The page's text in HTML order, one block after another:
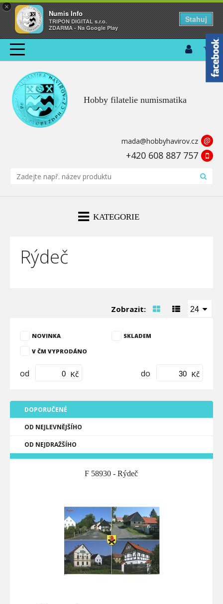
×
Numis Info
TRIPON DIGITAL s.r.o.
ZDARMA - Na Google Play
Stahuj
Hobby filatelie numismatika
mada@hobbyhavirov.cz @
+420 608 887 757
KATEGORIE
Rýdeč
Zobrazit: 24
NOVINKA SKLADEM
V ČM VYPRODÁNO
od Kč do Kč
DOPORUČENÉ
OD NEJLEVNĚJŠÍHO
OD NEJDRAŽŠÍHO
F 58930 - Rýdeč